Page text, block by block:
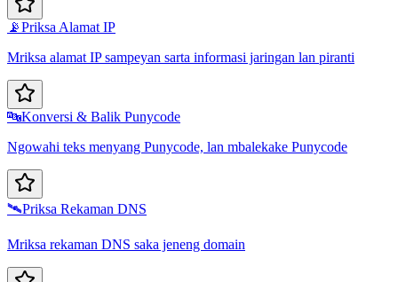
📡Priksa Alamat IP
Mriksa alamat IP sampeyan sarta informasi jaringan lan piranti
🔤Konversi & Balik Punycode
Ngowahi teks menyang Punycode, lan mbalekake Punycode
🛰️Priksa Rekaman DNS
Mriksa rekaman DNS saka jeneng domain